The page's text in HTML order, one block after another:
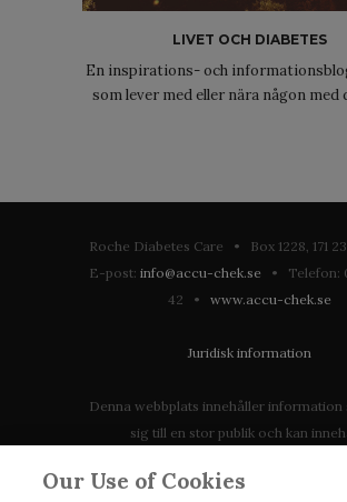
LIVET OCH DIABETES
En inspirations- och
som lever med eller nära någon med
Roche Diabetes Care • Box 1228, 171
E-post: info@accu-chek.se • Telefon:
42 • www.accu-chek.se
Juridisk information
Denna webbplats innehåller information
sig till en stor publik och kan
tillgänglig eller giltig i ditt land. Vänligen
Our Use of Cookies